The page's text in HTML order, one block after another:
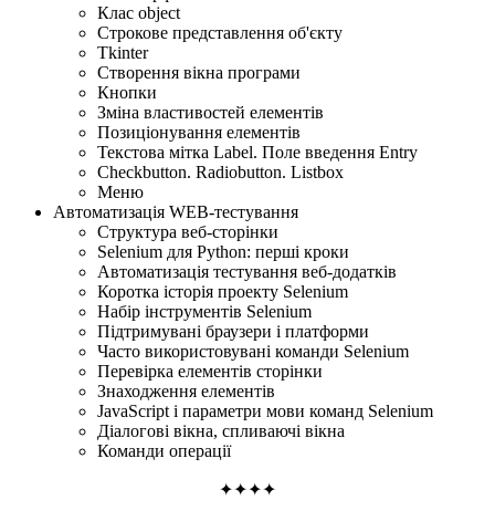
Клас object
Строкове представлення об'єкту
Tkinter
Створення вікна програми
Кнопки
Зміна властивостей елементів
Позиціонування елементів
Текстова мітка Label. Поле введення Entry
Checkbutton. Radiobutton. Listbox
Меню
Автоматизація WEB-тестування
Структура веб-сторінки
Selenium для Python: перші кроки
Автоматизація тестування веб-додатків
Коротка історія проекту Selenium
Набір інструментів Selenium
Підтримувані браузери і платформи
Часто використовувані команди Selenium
Перевірка елементів сторінки
Знаходження елементів
JavaScript і параметри мови команд Selenium
Діалогові вікна, спливаючі вікна
Команди операції
✦✦✦✦